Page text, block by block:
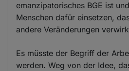
emanzipatorisches BGE ist
Menschen dafür einsetzen,
andere Veränderungen
Es müsste der Begriff der
werden. Weg von der Idee,